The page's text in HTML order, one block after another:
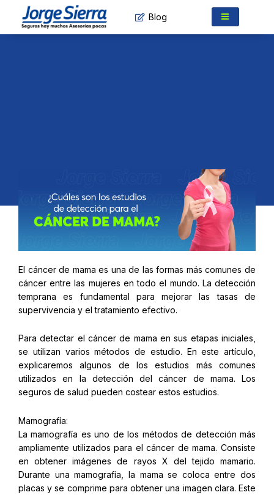
contenido
Blog
El cáncer de mama es una de las formas más comunes de
cáncer entre las mujeres en todo el mundo. La detección
temprana es fundamental para mejorar las tasas de
supervivencia y el tratamiento efectivo.
Para detectar el cáncer de mama en sus etapas iniciales,
se utilizan varios métodos de estudio. En este artículo,
explicaremos algunos de los estudios más comunes
utilizados en la detección del cáncer de mama. Los
seguros de salud pueden costear estos estudios.
Mamografía:
La mamografía es uno de los métodos de detección más
ampliamente utilizados para el cáncer de mama. Consiste
en obtener imágenes de rayos X del tejido mamario.
Durante una mamografía, la mama se coloca entre dos
placas y se comprime para obtener una imagen clara. Este